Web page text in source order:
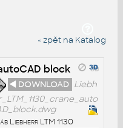
« zpět na Katalog
block
◄ DOWNLOAD Liebh
Liebherr LTM 1130